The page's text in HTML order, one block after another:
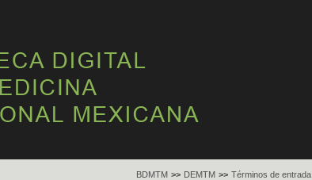
BDMTM >> DEMTM >> Términos de entrada